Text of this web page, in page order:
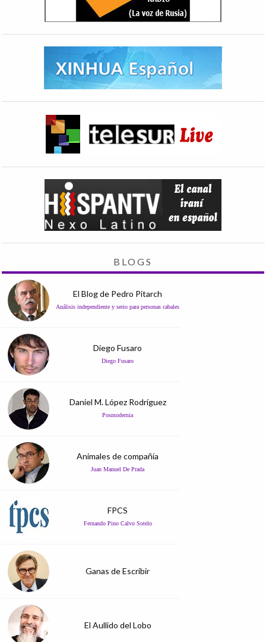
BLOGS
El Blog de Pedro Pitarch
Análisis independiente y serio para personas cabales
Diego Fusaro
Diego Fusaro
Daniel M. López Rodríguez
Posmodernia
Animales de compañía
Juan Manuel De Prada
FPCS
Fernando Pino Calvo Sotelo
Ganas de Escribir
El Aullido del Lobo